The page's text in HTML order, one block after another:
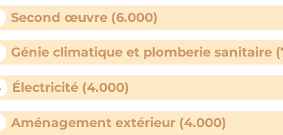
Second œuvre (6.000)
Génie climatique et plomberie sanitaire
Électricité (4.000)
Aménagement extérieur (4.000)